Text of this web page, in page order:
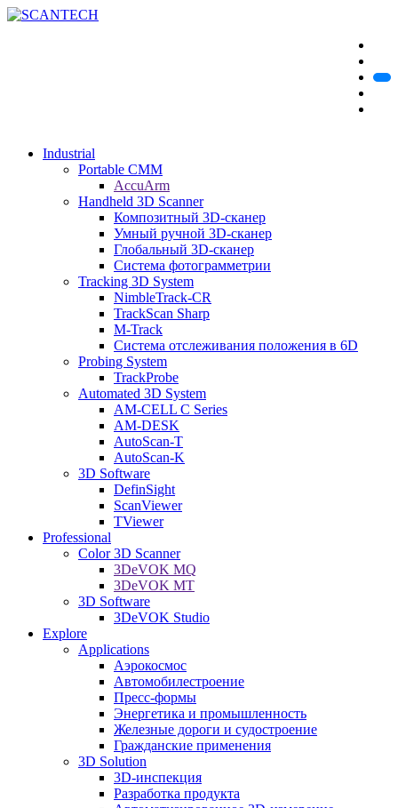
Industrial
Portable CMM
AccuArm
Handheld 3D Scanner
Композитный 3D-сканер
Умный ручной 3D-сканер
Глобальный 3D-сканер
Система фотограмметрии
Tracking 3D System
NimbleTrack-CR
TrackScan Sharp
M-Track
Система отслеживания положения в 6D
Probing System
TrackProbe
Automated 3D System
AM-CELL C Series
AM-DESK
AutoScan-T
AutoScan-K
3D Software
DefinSight
ScanViewer
TViewer
Professional
Color 3D Scanner
3DeVOK MQ
3DeVOK MT
3D Software
3DeVOK Studio
Explore
Applications
Аэрокосмос
Автомобилестроение
Пресс-формы
Энергетика и промышленность
Железные дороги и судостроение
Гражданские применения
3D Solution
3D-инспекция
Разработка продукта